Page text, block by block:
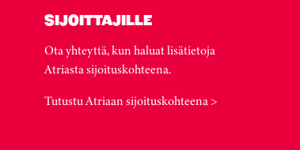
SIJOITTAJILLE
Ota yhteyttä, kun haluat lisätietoja
Atriasta sijoituskohteena.
Tutustu Atriaan sijoituskohteena >